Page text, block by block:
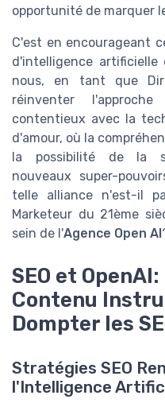
opportunité de marquer
C'est en encourageant
d'intelligence
nous, en tant que
réinventer
contentieux avec la
d'amour, où la
la possibilité de la
nouveaux super-
telle alliance n'est-il
Marketeur du 21ème
sein de l'Agence Open AI
SEO et
Contenu
Dompter les
Stratégies SEO
l'Intelligence